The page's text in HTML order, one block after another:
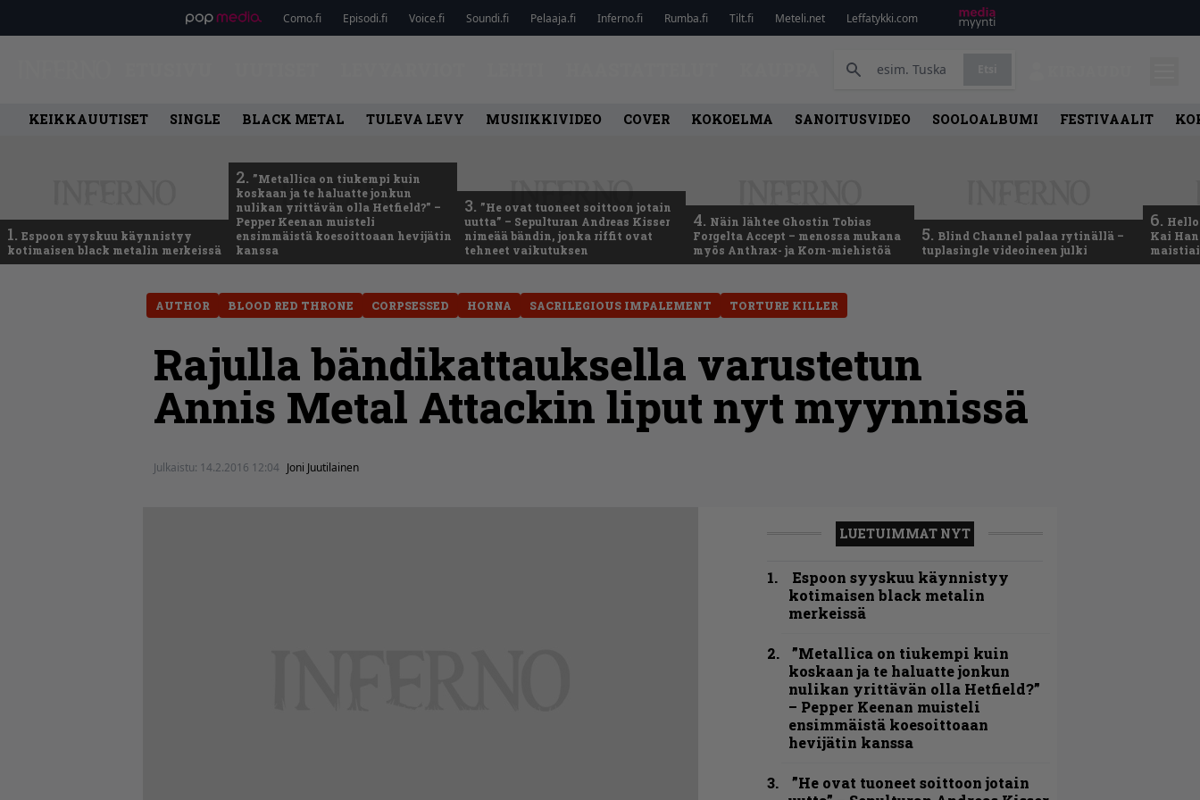
Como.fi Episodi.fi Voice.fi Soundi.fi Pelaaja.fi Inferno.fi Rumba.fi Tilt.fi Meteli.net Leffatykki.com
KEIKKAUUTISET SINGLE BLACK METAL TULEVA LEVY MUSIIKKIVIDEO COVER KOKOELMA SANOITUSVIDEO SOOLOALBUMI FESTIVAALIT
1. Espoon syyskuu käynnistyy
kotimaisen black metalin merkeissä
2. ”Metallica on tiukempi kuin
koskaan ja te haluatte jonkun
nulikan yrittävän olla Hetfield?” –
Pepper Keenan muisteli
ensimmäistä koesoittoaan hevijätin
kanssa
3. ”He ovat tuoneet soittoon jotain
uutta” – Sepulturan Andreas Kisser
nimeää bändin, jonka riffit ovat
tehneet vaikutuksen
4. Näin lähtee Ghostin Tobias
Forgelta Accept – menossa mukana
myös Anthrax- ja Korn-miehistöä
5. Blind Channel palaa rytinällä –
tuplasingle videoineen julki
6.
Kai
AUTHOR BLOOD RED THRONE CORPSESSED HORNA SACRILEGIOUS IMPALEMENT TORTURE KILLER
Rajulla bändikattauksella varustetun
Annis Metal Attackin liput nyt myynnissä
Julkaistu: 14.2.2016 12:04 Joni Juutilainen
LUETUIMMAT NYT
Espoon syyskuu käynnistyy
kotimaisen black metalin
merkeissä
”Metallica on tiukempi kuin
koskaan ja te haluatte jonkun
nulikan yrittävän olla Hetfield?”
– Pepper Keenan muisteli
ensimmäistä koesoittoaan
hevijätin kanssa
”He ovat tuoneet soittoon jotain